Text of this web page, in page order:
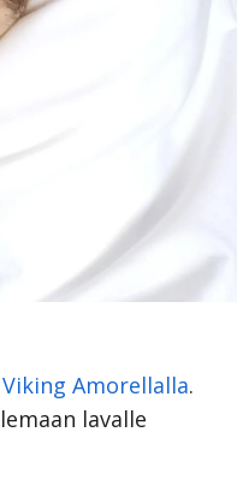
Viking Amorellalla.
lavalle